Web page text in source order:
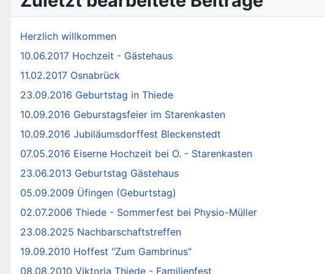
Herzlich willkommen
10.06.2017 Hochzeit - Gästehaus
11.02.2017 Osnabrück
23.09.2016 Geburtstag in Thiede
10.09.2016 Geburstagsfeier im Starenkasten
10.09.2016 Jubiläumsdorffest Bleckenstedt
07.05.2016 Eiserne Hochzeit bei O. - Starenkasten
23.06.2013 Geburtstag Gästehaus
05.09.2009 Üfingen (Geburtstag)
02.07.2006 Thiede - Sommerfest bei Physio-Müller
23.08.2025 Nachbarschaftstreffen
19.09.2010 Hoffest "Zum Gambrinus"
08.08.2010 Viktoria Thiede - Familienfest